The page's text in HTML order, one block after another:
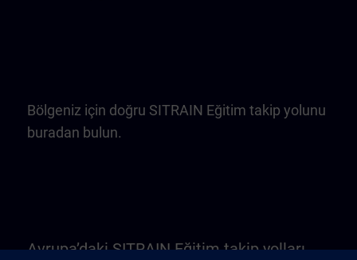
Bölgeniz için doğru SITRAIN Eğitim takip yolunu
buradan bulun.
Avrupa’daki SITRAIN Eğitim takip yolları